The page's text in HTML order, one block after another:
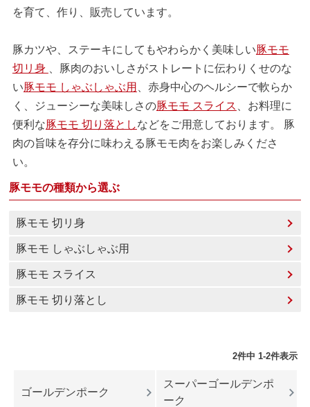
を育て、作り、販売しています。
豚カツや、ステーキにしてもやわらかく美味しい豚モモ
切リ身
、豚肉のおいしさがストレートに伝わりくせのな
い豚モモ しゃぶしゃぶ用
、赤身中心のヘルシーで軟らか
く、ジューシーな美味しさの豚モモ スライス
、お料理に
便利な豚モモ 切り落としなどをご用意しております。 豚
肉の旨味を存分に味わえる豚モモ肉をお楽しみくださ
い。
豚モモの種類から選ぶ
豚モモ 切リ身
豚モモ しゃぶしゃぶ用
豚モモ スライス
豚モモ 切り落とし
2件中 1-2件表示
ゴールデンポーク
スーパーゴールデンポ
ーク